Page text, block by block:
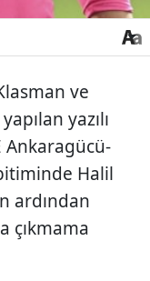
ve
yazılı
Ankaragücü-
Halil
ardından
çıkmama